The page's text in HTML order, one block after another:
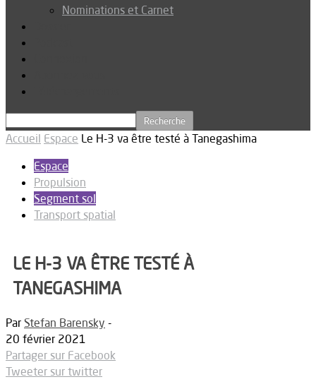
Nominations et Carnet
Accueil Espace Le H-3 va être testé à Tanegashima
Espace
Propulsion
Segment sol
Transport spatial
LE H-3 VA ÊTRE TESTÉ À
TANEGASHIMA
Par Stefan Barensky -
20 février 2021
Partager sur Facebook
Tweeter sur twitter